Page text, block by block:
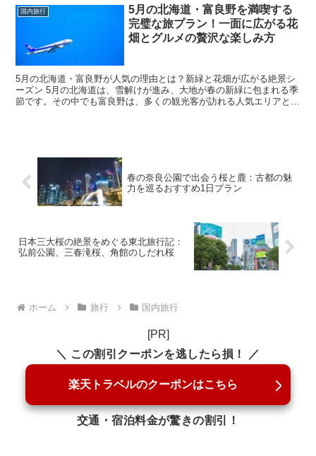
国内旅行
5月の北海道・富良野を満喫する
完璧な旅プラン！一面に広がる花
畑とグルメの贅沢な楽しみ方
5月の北海道・富良野が人気の理由とは？新緑と花畑が広がる絶景シ
ーズン 5月の北海道は、雪解けが進み、大地が春の新緑に包まれる季
節です。その中でも富良野は、多くの観光客が訪れる人気エリアとし
春の奈良公園で出会う桜と鹿：古都の魅
力を巡るおすすめ1日プラン
日本三大桜の絶景をめぐる東北旅行記：
弘前公園、三春滝桜、角館のしだれ桜
ホーム 旅行 国内旅行
[PR]
＼ この割引クーポンを逃したら損！ ／
楽天トラベルのクーポンはこちら
交通・宿泊料金が驚きの割引！